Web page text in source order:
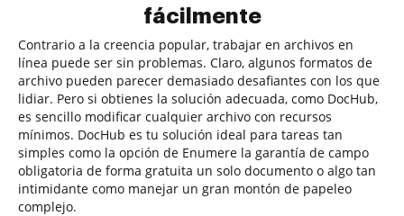
fácilmente
Contrario a la creencia popular, trabajar en archivos en
línea puede ser sin problemas. Claro, algunos formatos de
archivo pueden parecer demasiado desafiantes con los que
lidiar. Pero si obtienes la solución adecuada, como DocHub,
es sencillo modificar cualquier archivo con recursos
mínimos. DocHub es tu solución ideal para tareas tan
simples como la opción de Enumere la garantía de campo
obligatoria de forma gratuita un solo documento o algo tan
intimidante como manejar un gran montón de papeleo
complejo.